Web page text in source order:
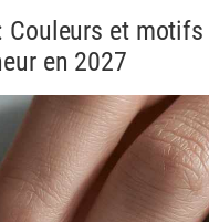
et motifs
en 2027